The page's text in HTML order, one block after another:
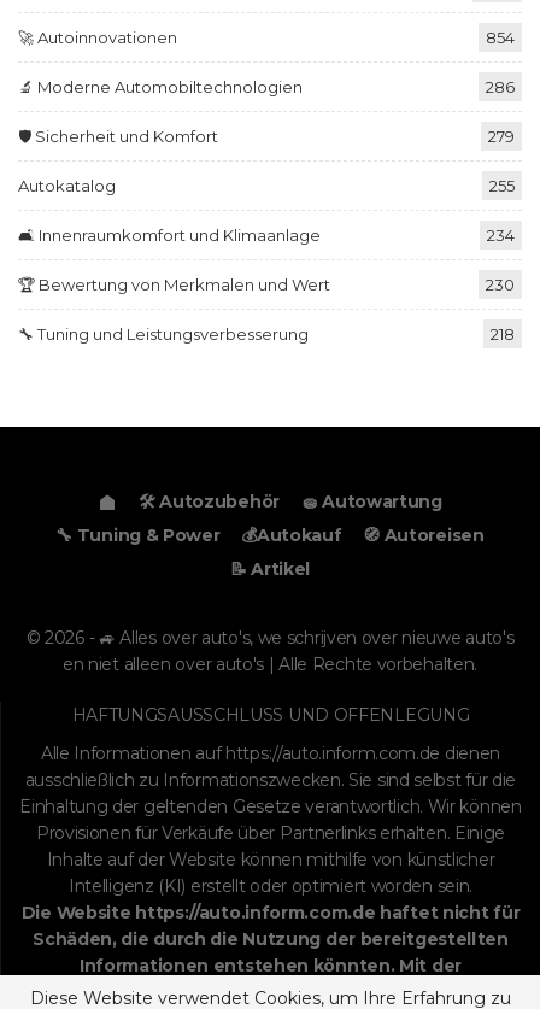
🚀 Autoinnovationen 854
🔬 Moderne Automobiltechnologien 286
🛡️ Sicherheit und Komfort 279
Autokatalog 255
🛋️ Innenraumkomfort und Klimaanlage 234
🏆 Bewertung von Merkmalen und Wert 230
🔧 Tuning und Leistungsverbesserung 218
🛠️ Autozubehör
🧽 Autowartung
🔧 Tuning & Power
💰Autokauf
🧭 Autoreisen
📝 Artikel
© 2026 - 🚙 Alles over auto's, we schrijven over nieuwe auto's
en niet alleen over auto's | Alle Rechte vorbehalten.
HAFTUNGSAUSSCHLUSS UND OFFENLEGUNG
Alle Informationen aufhttps://auto.inform.com.de dienen
ausschließlich zu Informationszwecken. Sie sind selbst für die
Einhaltung der geltenden Gesetze verantwortlich. Wir können
Provisionen für Verkäufe über Partnerlinks erhalten. Einige
Inhalte auf der Website können mithilfe von künstlicher
Intelligenz (KI) erstellt oder optimiert worden sein.
Die Website https://auto.inform.com.de haftet nicht für
Schäden, die durch die Nutzung der bereitgestellten
Informationen entstehen könnten. Mit der
fortgesetzten Nutzung stimmen Sie dem
Diese Website verwendet Cookies, um Ihre Erfahrung zu